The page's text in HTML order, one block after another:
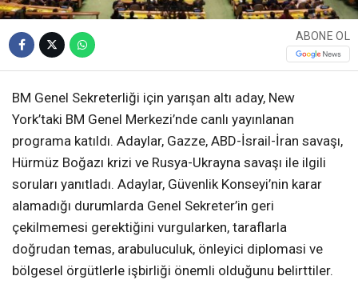
ABONE OL
BM Genel Sekreterliği için yarışan altı aday, New
York’taki BM Genel Merkezi’nde canlı yayınlanan
programa katıldı. Adaylar, Gazze, ABD-İsrail-İran savaşı,
Hürmüz Boğazı krizi ve Rusya-Ukrayna savaşı ile ilgili
soruları yanıtladı. Adaylar, Güvenlik Konseyi’nin karar
alamadığı durumlarda Genel Sekreter’in geri
çekilmemesi gerektiğini vurgularken, taraflarla
doğrudan temas, arabuluculuk, önleyici diplomasi ve
bölgesel örgütlerle işbirliği önemli olduğunu belirttiler.